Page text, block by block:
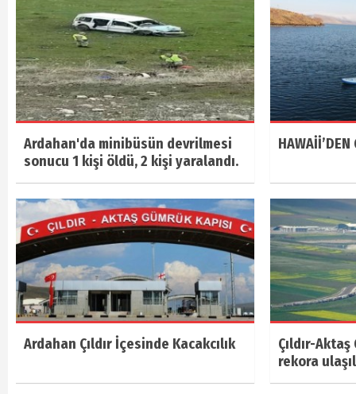
Ardahan'da minibüsün devrilmesi
sonucu 1 kişi öldü, 2 kişi yaralandı.
HAWAİİ’DEN
Ardahan Çıldır İçesinde Kacakcılık
Çıldır-
rekora